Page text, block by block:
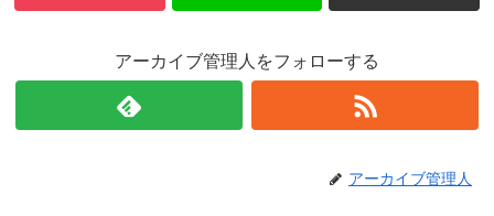
アーカイブ管理人をフォローする
アーカイブ管理人